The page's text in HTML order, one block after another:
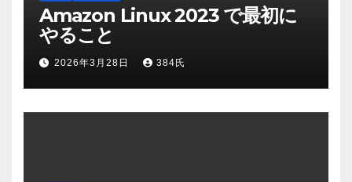
Amazon Linux 2023 で最初に
やること
2026年3月28日 384氏